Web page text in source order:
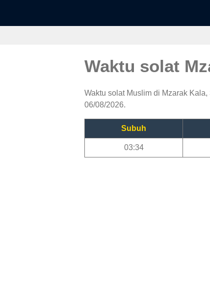
Waktu solat
Waktu solat Muslim di Mzarak
06/08/2026.
Subuh
03:34